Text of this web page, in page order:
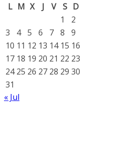
L M X J V S D
1
2
3
4 5 6 7 8
9
10 11 12 13 14 15 16
17 18 19 20 21 22 23
24 25 26 27 28 29 30
31
« Jul